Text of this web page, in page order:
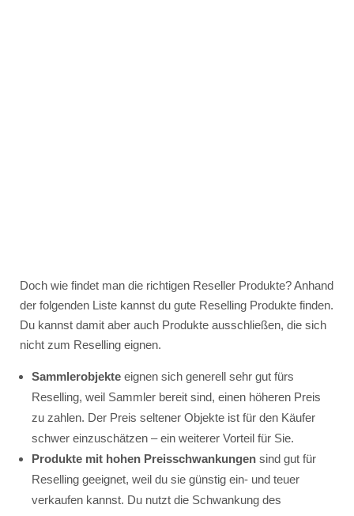
Doch wie findet man die richtigen Reseller Produkte? Anhand
der folgenden Liste kannst du gute Reselling Produkte finden.
Du kannst damit aber auch Produkte ausschließen, die sich
nicht zum Reselling eignen.
Sammlerobjekteeignen sich generell sehr gut fürs
Reselling, weil Sammler bereit sind, einen höheren Preis
zu zahlen. Der Preis seltener Objekte ist für den Käufer
schwer einzuschätzen – ein weiterer Vorteil für Sie.
Produkte mit hohen Preisschwankungensind gut für
Reselling geeignet, weil du sie günstig ein- und teuer
verkaufen kannst. Du nutzt die Schwankung des